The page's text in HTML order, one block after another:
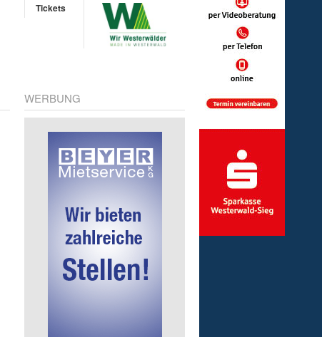
Tickets
WERBUNG